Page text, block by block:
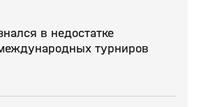
в недостатке
турниров